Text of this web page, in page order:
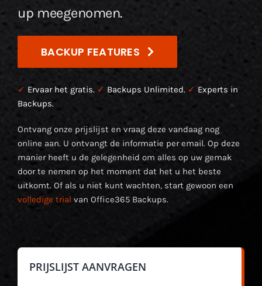
up meegenomen.
BACKUP FEATURES
✓ Ervaar het gratis. ✓ Backups Unlimited. ✓ Experts in
Backups.
Ontvang onze prijslijst en vraag deze vandaag nog
online aan. U ontvangt de informatie per email. Op deze
manier heeft u de gelegenheid om alles op uw gemak
door te nemen op het moment dat het u het beste
uitkomt. Of als u niet kunt wachten, start gewoon een
volledige trial van Office365 Backups.
PRIJSLIJST AANVRAGEN